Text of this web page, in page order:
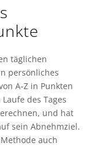
täglichen
persönliches
A-Z in Punkten
des Tages
und hat
sein Abnehmziel.
auch